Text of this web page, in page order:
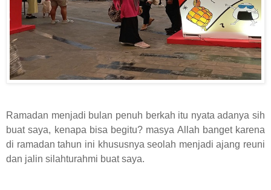
Ramadan menjadi bulan penuh berkah itu nyata adanya sih
buat saya, kenapa bisa begitu? masya Allah banget karena
di ramadan tahun ini khususnya seolah menjadi ajang reuni
dan jalin silahturahmi buat saya.